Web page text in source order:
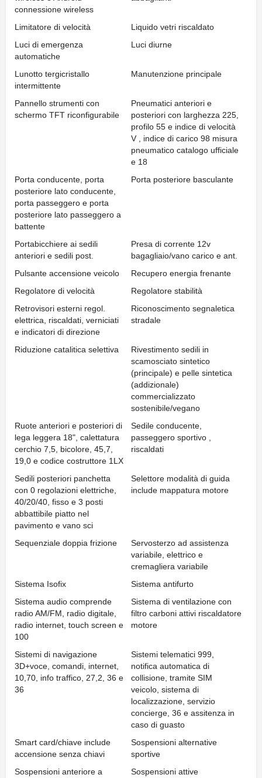
connessione wireless
Limitatore di velocità
Liquido vetri riscaldato
Luci di emergenza
automatiche
Luci diurne
Lunotto tergicristallo
intermittente
Manutenzione principale
Pannello strumenti con
schermo TFT riconfigurabile
Pneumatici anteriori e
posteriori con larghezza 225,
profilo 55 e indice di velocità
V , indice di carico 98 misura
pneumatico catalogo ufficiale
e 18
Porta conducente, porta
posteriore lato conducente,
porta passeggero e porta
posteriore lato passeggero a
battente
Porta posteriore basculante
Portabicchiere ai sedili
anteriori e sedili post.
Presa di corrente 12v
bagagliaio/vano carico e ant.
Pulsante accensione veicolo
Recupero energia frenante
Regolatore di velocità
Regolatore stabilità
Retrovisori esterni regol.
elettrica, riscaldati, verniciati
e indicatori di direzione
Riconoscimento segnaletica
stradale
Riduzione catalitica selettiva
Rivestimento sedili in
scamosciato sintetico
(principale) e pelle sintetica
(addizionale)
commercializzato
sostenibile/vegano
Ruote anteriori e posteriori di
lega leggera 18", calettatura
cerchio 7,5, bicolore, 45,7,
19,0 e codice costruttore 1LX
Sedile conducente,
passeggero sportivo ,
riscaldati
Sedili posteriori panchetta
con 0 regolazioni elettriche,
40/20/40, fisso e 3 posti
abbattibile piatto nel
pavimento e vano sci
Selettore modalità di guida
include mappatura motore
Sequenziale doppia frizione
Servosterzo ad assistenza
variabile, elettrico e
cremagliera variabile
Sistema Isofix
Sistema antifurto
Sistema audio comprende
radio AM/FM, radio digitale,
radio internet, touch screen e
100
Sistema di ventilazione con
filtro carboni attivi riscaldatore
motore
Sistemi di navigazione
3D+voce, comandi, internet,
10,70, info traffico, 27,2, 36 e
36
Sistemi telematici 999,
notifica automatica di
collisione, tramite SIM
veicolo, sistema di
localizzazione, servizio
concierge, 36 e assitenza in
caso di guasto
Smart card/chiave include
accensione senza chiavi
Sospensioni alternative
sportive
Sospensioni anteriore a
Sospensioni attive